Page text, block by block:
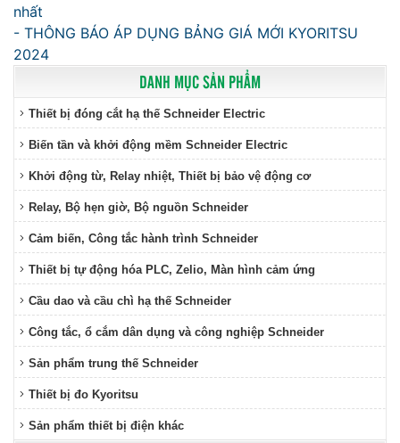
DANH MỤC SẢN PHẨM
Thiết bị đóng cắt hạ thế Schneider Electric
Biến tần và khởi động mềm Schneider Electric
Khởi động từ, Relay nhiệt, Thiết bị bảo vệ động cơ
Relay, Bộ hẹn giờ, Bộ nguồn Schneider
Cảm biến, Công tắc hành trình Schneider
Thiết bị tự động hóa PLC, Zelio, Màn hình cảm ứng
Cầu dao và cầu chì hạ thế Schneider
Công tắc, ổ cắm dân dụng và công nghiệp Schneider
Sản phẩm trung thế Schneider
Thiết bị đo Kyoritsu
Sản phẩm thiết bị điện khác
nhất
- THÔNG BÁO ÁP DỤNG BẢNG GIÁ MỚI KYORITSU
2024